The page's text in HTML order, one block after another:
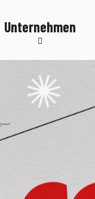
Unternehmen
Nachhaltigkeit
Karriere